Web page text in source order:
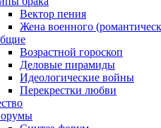
Вектор пения
Жена военного
Возрастной гороскоп
Деловые пирамиды
Идеологические войны
Перекрестки любви